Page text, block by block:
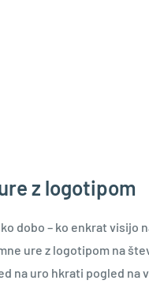
z logotipom
dobo – ko enkrat visijo
ure z logotipom na
na uro hkrati pogled